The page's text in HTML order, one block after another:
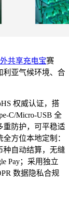
共享充电宝赛
利亚气候环境、合
权威认证，搭
Micro‑USB 全
重防护，可平稳适
方位本地定制：
种自动结算，无缝
Pay；采用独立
数据隐私合规